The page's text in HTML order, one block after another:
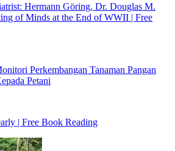
Hermann Göring, Dr. Douglas M.
of Minds at the End of WWII | Free
Perkembangan Tanaman Pangan
Petani
| Free Book Reading